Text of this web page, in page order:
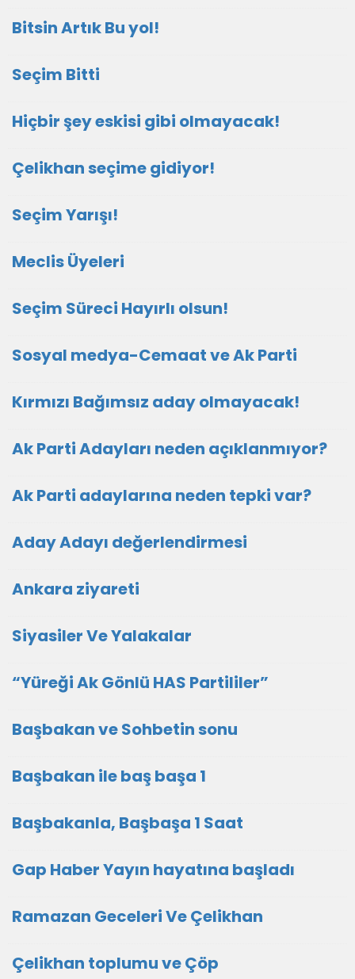
Bitsin Artık Bu yol!
Seçim Bitti
Hiçbir şey eskisi gibi olmayacak!
Çelikhan seçime gidiyor!
Seçim Yarışı!
Meclis Üyeleri
Seçim Süreci Hayırlı olsun!
Sosyal medya-Cemaat ve Ak Parti
Kırmızı Bağımsız aday olmayacak!
Ak Parti Adayları neden açıklanmıyor?
Ak Parti adaylarına neden tepki var?
Aday Adayı değerlendirmesi
Ankara ziyareti
Siyasiler Ve Yalakalar
“Yüreği Ak Gönlü HAS Partililer”
Başbakan ve Sohbetin sonu
Başbakan ile baş başa 1
Başbakanla, Başbaşa 1 Saat
Gap Haber Yayın hayatına başladı
Ramazan Geceleri Ve Çelikhan
Çelikhan toplumu ve Çöp